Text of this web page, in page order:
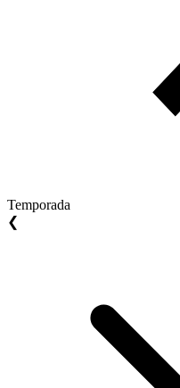
Temporada
❮